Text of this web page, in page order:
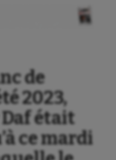
de
2023,
Daf était
ce mardi